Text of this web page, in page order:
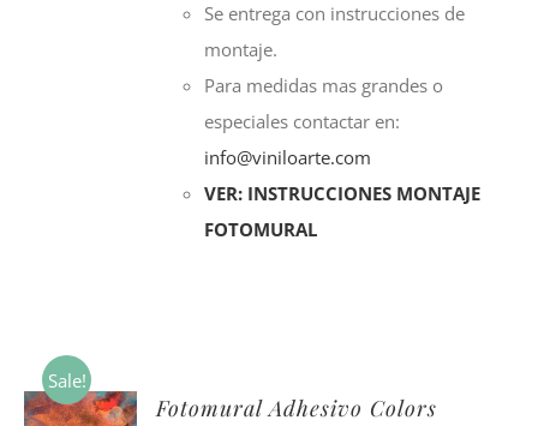
Se entrega con instrucciones de
montaje.
Para medidas mas grandes o
especiales contactar en:
info@viniloarte.com
VER: INSTRUCCIONES MONTAJE
FOTOMURAL
Sale!
Fotomural Adhesivo Colors